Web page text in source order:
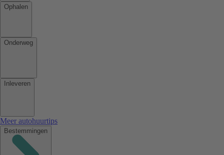
Ophalen
Onderweg
Inleveren
Meer autohuurtips
Bestemmingen